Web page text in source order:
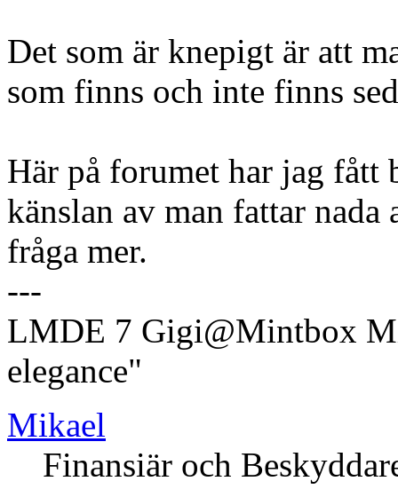
Det som är knepigt är att
som finns och inte finns
Här på forumet har jag fått
känslan av man fattar
fråga mer.
---
LMDE 7 Gigi@Mintbox
elegance"
Mikael
Finansiär och